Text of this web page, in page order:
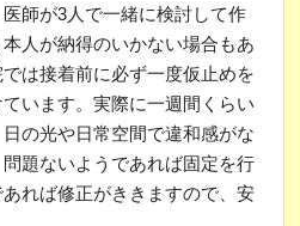
師が3人で一緒に検討して作
人が納得のいかない場合もあ
は接着前に必ず一度仮止めを
います。実際に一週間くらい
の光や日常空間で違和感がな
題ないようであれば固定を行
れば修正がききますので、安